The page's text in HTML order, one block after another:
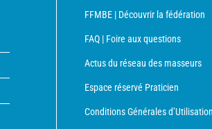
FFMBE | Découvrir la fédération
FAQ | Foire aux questions
Actus du réseau des masseurs
Espace réservé Praticien
Conditions Générales d’Utilisation